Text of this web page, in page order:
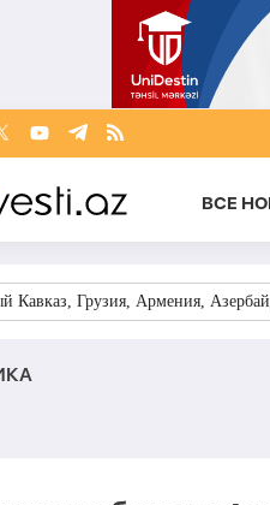
ВСЕ
Кавказ, Грузия, Армения,